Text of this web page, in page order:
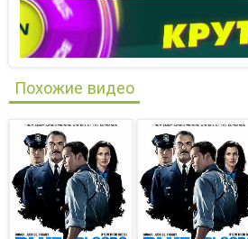
Похожие видео